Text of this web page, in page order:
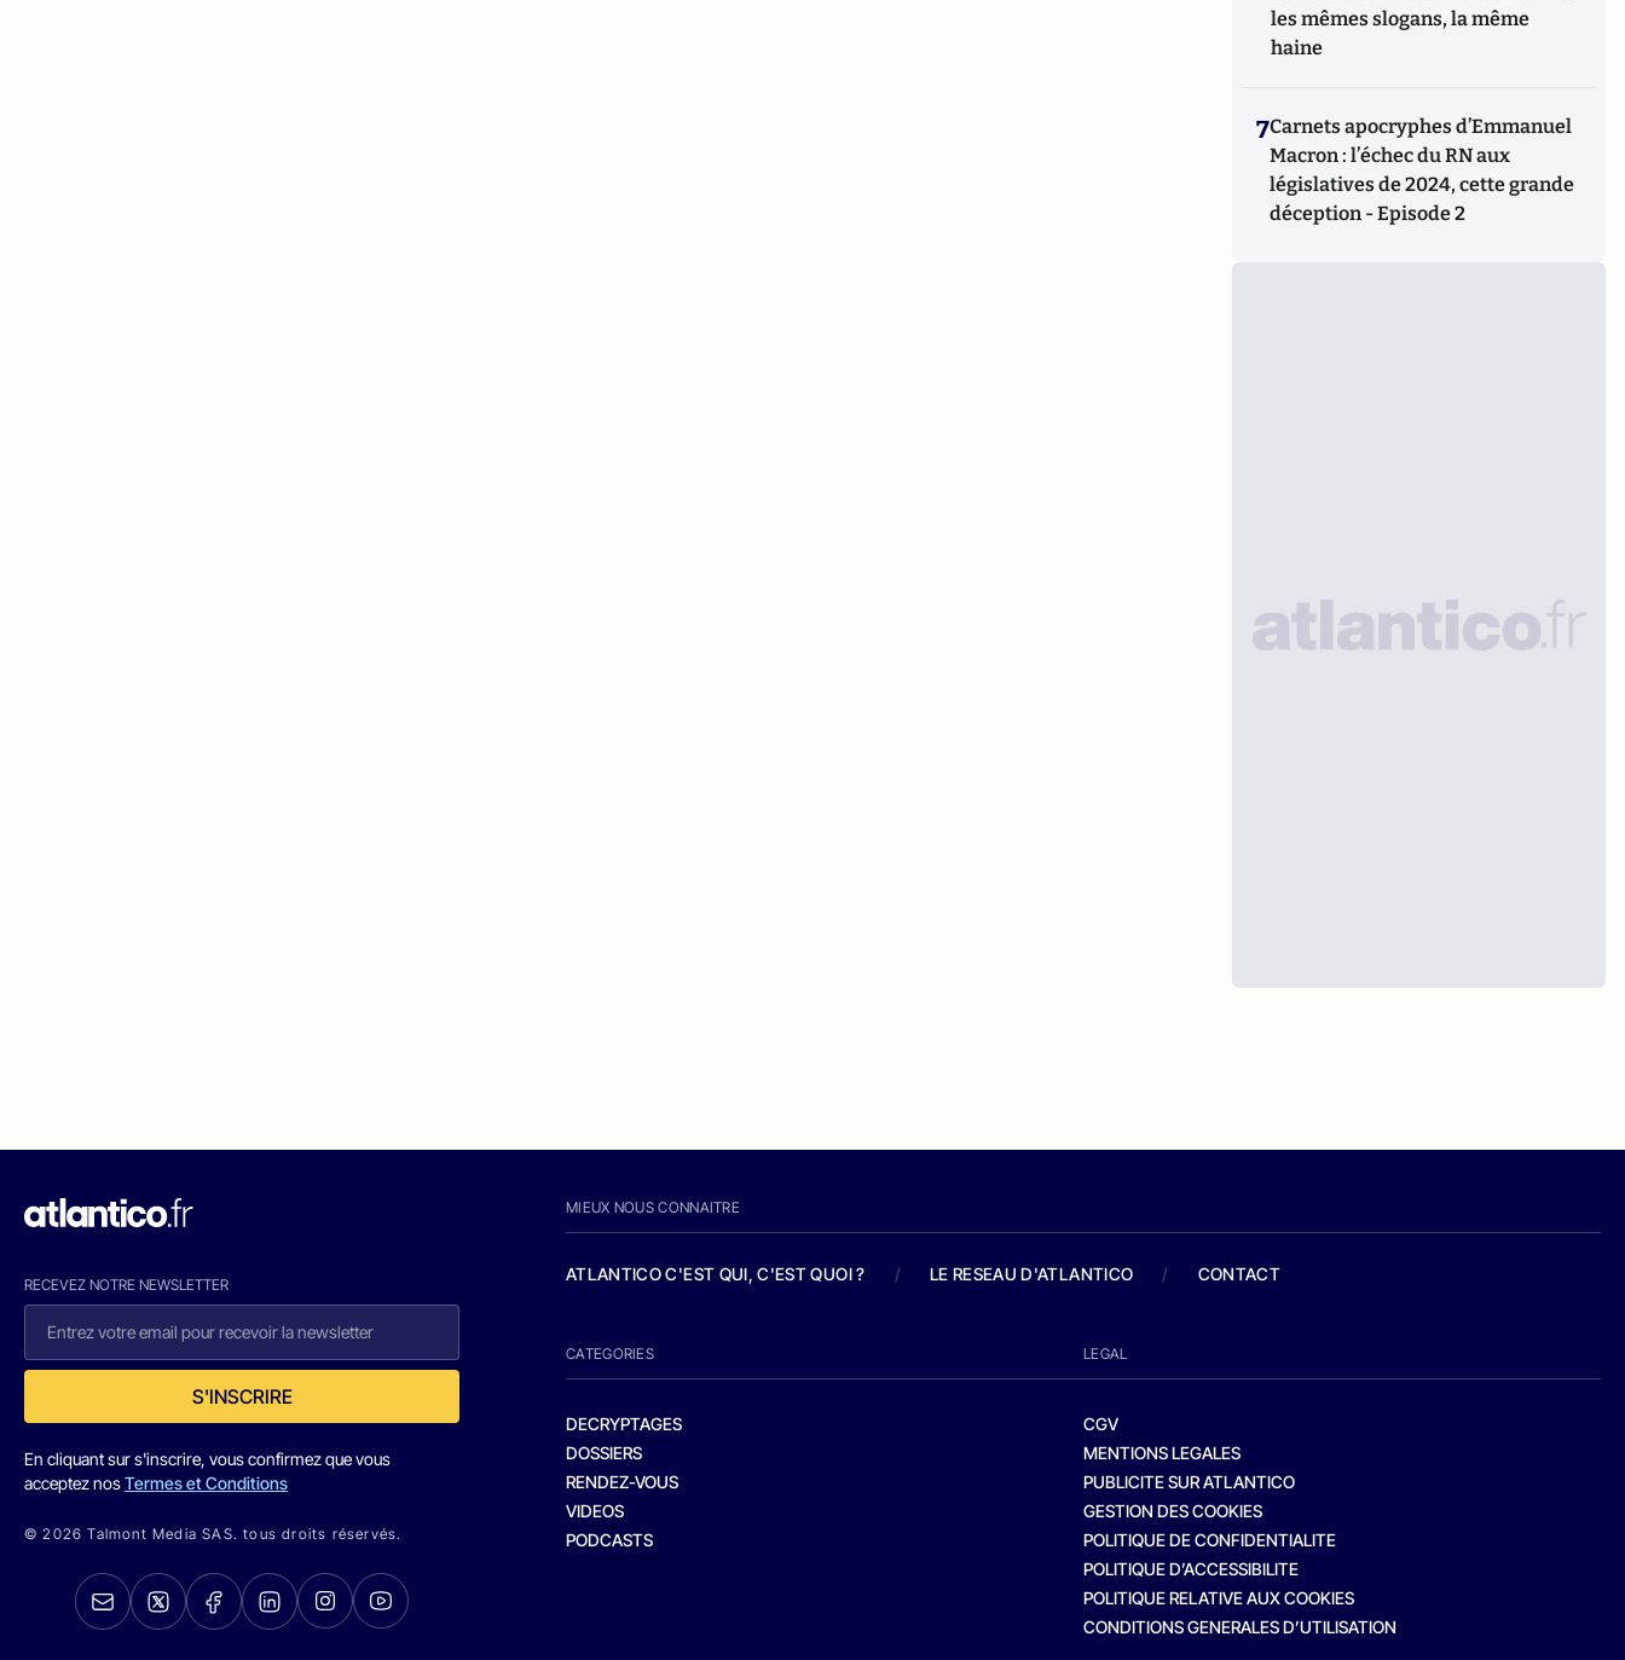
les mêmes slogans, la même
haine
7Carnets apocryphes d’Emmanuel
Macron : l’échec du RN aux
législatives de 2024, cette grande
déception - Episode 2
RECEVEZ NOTRE NEWSLETTER
S'INSCRIRE
En cliquant sur s'inscrire, vous confirmez que vous
acceptez nosTermes et Conditions
© 2026 Talmont Media SAS. tous droits réservés.
MIEUX NOUS CONNAITRE
ATLANTICO C'EST QUI, C'EST QUOI ? / LE RESEAU D'ATLANTICO / CONTACT
CATEGORIES
DECRYPTAGES
DOSSIERS
RENDEZ-VOUS
VIDEOS
PODCASTS
LEGAL
CGV
MENTIONS LEGALES
PUBLICITE SUR ATLANTICO
GESTION DES COOKIES
POLITIQUE DE CONFIDENTIALITE
POLITIQUE D’ACCESSIBILITE
POLITIQUE RELATIVE AUX COOKIES
CONDITIONS GENERALES D’UTILISATION